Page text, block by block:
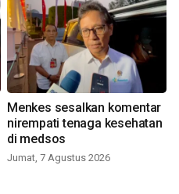
Menkes sesalkan komentar
nirempati tenaga kesehatan
di medsos
Jumat, 7 Agustus 2026